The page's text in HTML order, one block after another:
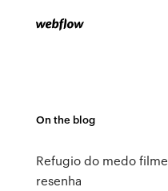
On the blog
Refugio do medo filme
resenha